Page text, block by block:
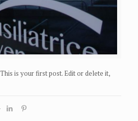
is your first post. Edit or delete it,